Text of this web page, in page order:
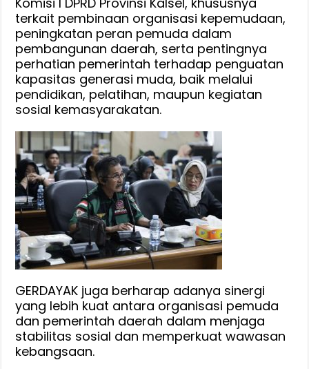
terkait pembinaan organisasi kepemudaan,
peningkatan peran pemuda dalam
pembangunan daerah, serta pentingnya
perhatian pemerintah terhadap penguatan
kapasitas generasi muda, baik melalui
pendidikan, pelatihan, maupun kegiatan
sosial kemasyarakatan.
GERDAYAK juga berharap adanya sinergi
yang lebih kuat antara organisasi pemuda
dan pemerintah daerah dalam menjaga
stabilitas sosial dan memperkuat wawasan
kebangsaan.